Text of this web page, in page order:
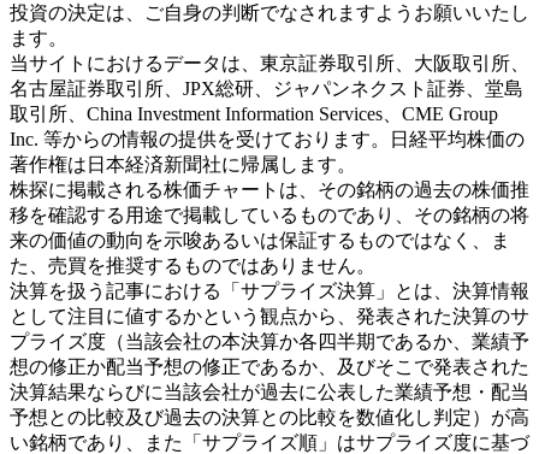
投資の決定は、ご自身の判断でなされますようお願いいたし
ます。
当サイトにおけるデータは、東京証券取引所、大阪取引所、
名古屋証券取引所、JPX総研、ジャパンネクスト証券、堂島
取引所、China Investment Information Services、CME Group
Inc. 等からの情報の提供を受けております。日経平均株価の
著作権は日本経済新聞社に帰属します。
株探に掲載される株価チャートは、その銘柄の過去の株価推
移を確認する用途で掲載しているものであり、その銘柄の将
来の価値の動向を示唆あるいは保証するものではなく、ま
た、売買を推奨するものではありません。
決算を扱う記事における「サプライズ決算」とは、決算情報
として注目に値するかという観点から、発表された決算のサ
プライズ度（当該会社の本決算か各四半期であるか、業績予
想の修正か配当予想の修正であるか、及びそこで発表された
決算結果ならびに当該会社が過去に公表した業績予想・配当
予想との比較及び過去の決算との比較を数値化し判定）が高
い銘柄であり、また「サプライズ順」はサプライズ度に基づ